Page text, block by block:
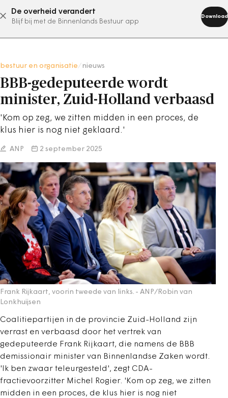
De overheid verandert
Blijf bij met de Binnenlands Bestuur app
Download
abonneer nu
bestuur en organisatie nieuws
BBB-gedeputeerde wordt
minister, Zuid-Holland verbaasd
'Kom op zeg, we zitten midden in een proces, de
klus hier is nog niet geklaard.'
ANP 2 september 2025
Frank Rijkaart, voorin tweede van links. - ANP/Robin van
Lonkhuijsen
Coalitiepartijen in de provincie Zuid-Holland zijn
verrast en verbaasd door het vertrek van
gedeputeerde Frank Rijkaart, die namens de BBB
demissionair minister van Binnenlandse Zaken wordt.
'Ik ben zwaar teleurgesteld', zegt CDA-
fractievoorzitter Michel Rogier. 'Kom op zeg, we zitten
midden in een proces, de klus hier is nog niet